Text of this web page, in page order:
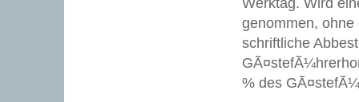
Werktag. Wird
genommen,
schriftliche
% des